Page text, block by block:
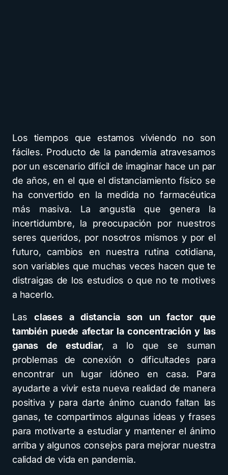
Los tiempos que estamos viviendo no son
fáciles. Producto de la pandemia atravesamos
por un escenario difícil de imaginar hace un par
de años, en el que el distanciamiento físico se
ha convertido en la medida no farmacéutica
más masiva. La angustia que genera la
incertidumbre, la preocupación por nuestros
seres queridos, por nosotros mismos y por el
futuro, cambios en nuestra rutina cotidiana,
son variables que muchas veces hacen que te
distraigas de los estudios o que no te motives
a hacerlo.
Lasclases a distancia son un factor que
también puede afectar la concentración y las
ganas de estudiar, a lo que se suman
problemas de conexión o dificultades para
encontrar un lugar idóneo en casa. Para
ayudarte a vivir esta nueva realidad de manera
positiva y para darte ánimo cuando faltan las
ganas, te compartimos algunas ideas y frases
para motivarte a estudiar y mantener el ánimo
arriba y algunos consejos para mejorar nuestra
calidad de vida en pandemia.